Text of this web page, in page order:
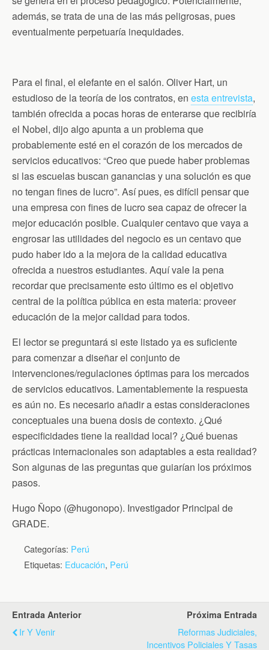
además, se trata de una de las más peligrosas, pues
eventualmente perpetuaría inequidades.
Para el final, el elefante en el salón. Oliver Hart, un
estudioso de la teoría de los contratos, en esta entrevista,
también ofrecida a pocas horas de enterarse que recibiría
el Nobel, dijo algo apunta a un problema que
probablemente esté en el corazón de los mercados de
servicios educativos: “Creo que puede haber problemas
si las escuelas buscan ganancias y una solución es que
no tengan fines de lucro”. Así pues, es difícil pensar que
una empresa con fines de lucro sea capaz de ofrecer la
mejor educación posible. Cualquier centavo que vaya a
engrosar las utilidades del negocio es un centavo que
pudo haber ido a la mejora de la calidad educativa
ofrecida a nuestros estudiantes. Aquí vale la pena
recordar que precisamente esto último es el objetivo
central de la política pública en esta materia: proveer
educación de la mejor calidad para todos.
El lector se preguntará si este listado ya es suficiente
para comenzar a diseñar el conjunto de
intervenciones/regulaciones óptimas para los mercados
de servicios educativos. Lamentablemente la respuesta
es aún no. Es necesario añadir a estas consideraciones
conceptuales una buena dosis de contexto. ¿Qué
especificidades tiene la realidad local? ¿Qué buenas
prácticas internacionales son adaptables a esta realidad?
Son algunas de las preguntas que guiarían los próximos
pasos.
Hugo Ñopo (@hugonopo). Investigador Principal de
GRADE.
Categorías: Perú
Etiquetas: Educación, Perú
Entrada Anterior
Ir Y Venir
Próxima Entrada
Reformas Judiciales,
Incentivos Policiales Y Tasas